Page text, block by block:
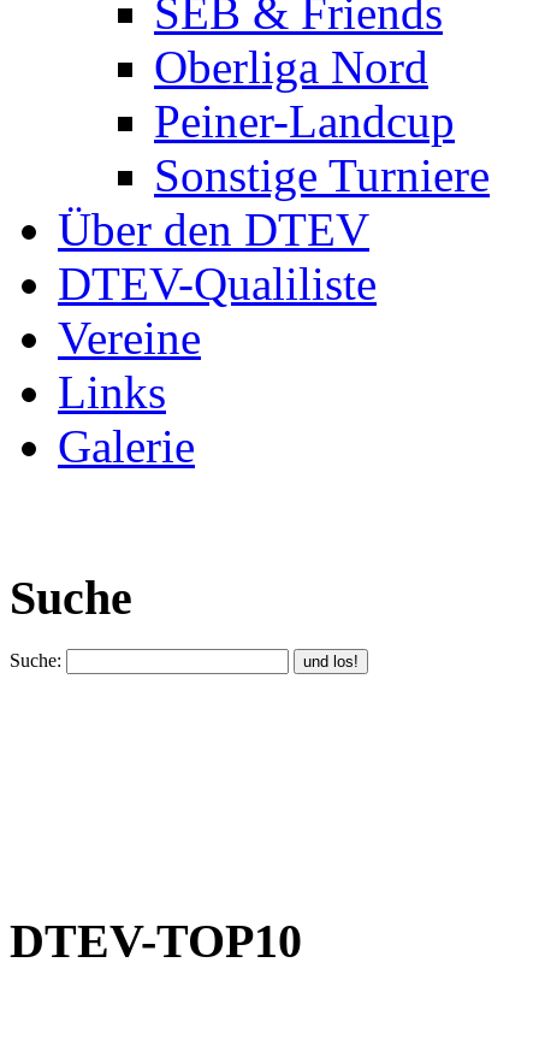
SEB & Friends
Oberliga Nord
Peiner-Landcup
Sonstige Turniere
Über den DTEV
DTEV-Qualiliste
Vereine
Links
Galerie
Suche
Suche:
DTEV-TOP10